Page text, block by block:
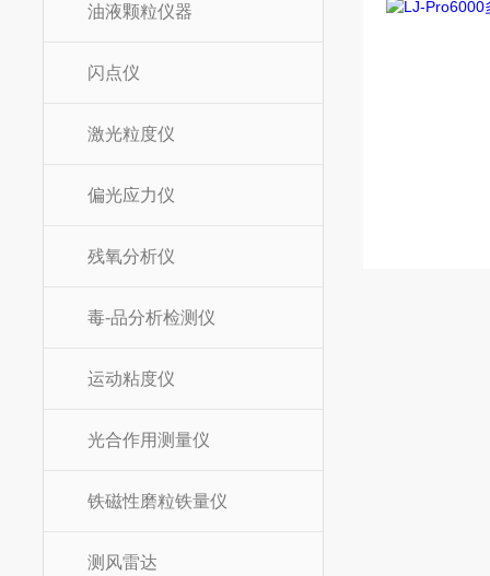
油液颗粒仪器
闪点仪
激光粒度仪
偏光应力仪
残氧分析仪
毒-品分析检测仪
运动粘度仪
光合作用测量仪
铁磁性磨粒铁量仪
测风雷达